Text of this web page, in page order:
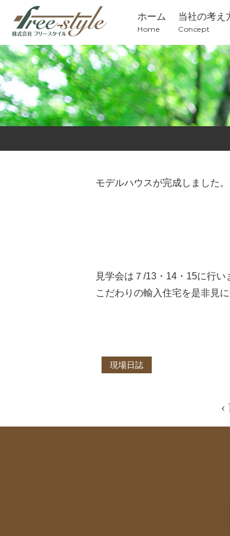
ホーム
Home
当社の考え
Concept
モデルハウスが完成しました。
見学会は７/13・14・15に行い
こだわりの輸入住宅を是非見
現場日誌